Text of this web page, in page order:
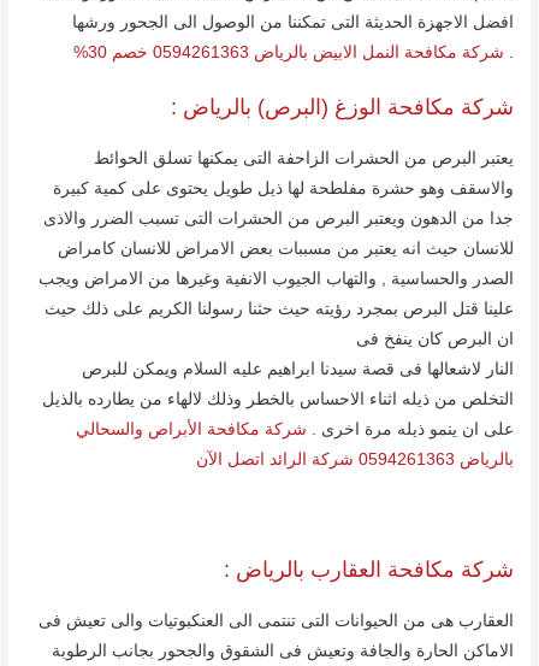
افضل الاجھزة الحدیثة التى تمكننا من الوصول الى الجحور ورشھا
شركة مكافحة النمل الابيض بالرياض 0594261363 خصم 30%
شركة مكافحة الوزغ (البرص) بالریاض :
یعتبر البرص من الحشرات الزاحفة التى یمكنھا تسلق الحوائط
والاسقف وھو حشرة مفلطحة لھا ذیل طویل یحتوى على كمیة كبیرة
جدا من الدھون ویعتبر البرص من الحشرات التى تسبب الضرر والاذى
للانسان حیث انه یعتبر من مسببات بعض الامراض للانسان كامراض
الصدر والحساسیة , والتھاب الجیوب الانفیة وغیرھا من الامراض ویجب
علینا قتل البرص بمجرد رؤیته حیث حثنا رسولنا الكریم على ذلك حیث
ان البرص كان ینفخ فى
النار لاشعالھا فى قصة سیدنا ابراھیم علیه السلام ویمكن للبرص
التخلص من ذیله اثناء الاحساس بالخطر وذلك لالھاء من یطارده بالذیل
على ان ینمو ذیله مرة اخرى . شركة مكافحة الأبراص والسحالي
بالرياض 0594261363 شركة الرائد اتصل الآن
شركة مكافحة العقارب بالریاض :
العقارب ھى من الحیوانات التى تنتمى الى العنكبوتیات والى تعیش فى
الاماكن الحارة والجافة وتعیش فى الشقوق والجحور بجانب الرطوبة